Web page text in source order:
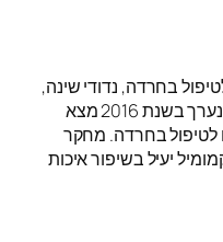
בחרדה, נדודי שינה,
דלקות עור ובעיות עיכול. מחקר שנערך בשנת 2016 מצא
לטיפול בחרדה. מחקר
2017 מצא שקמומיל יעיל בשיפור איכות